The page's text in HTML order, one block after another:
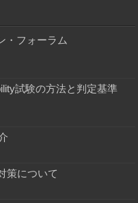
・フォーラム
試験の方法と判定基準
策について